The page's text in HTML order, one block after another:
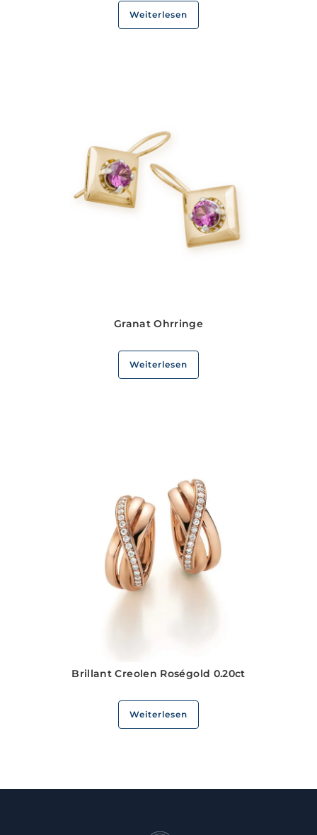
Weiterlesen
Granat Ohrringe
Weiterlesen
Brillant Creolen Roségold 0.20ct
Weiterlesen